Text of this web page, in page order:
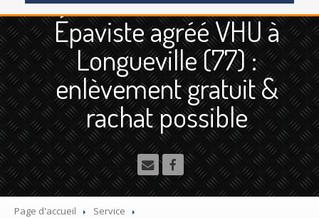
ENLÈVEMENTÉPAVE
Quoi ?
Scooteret Moto
Camion et Poids Lourd
Utilitaire
Démolisseuragrée VHU gratuit
Mettre à la casse sa voiture
Épaviste agréé VHU à
Longueville (77) :
enlèvement gratuit &
rachat possible
Page d'accueil
Service